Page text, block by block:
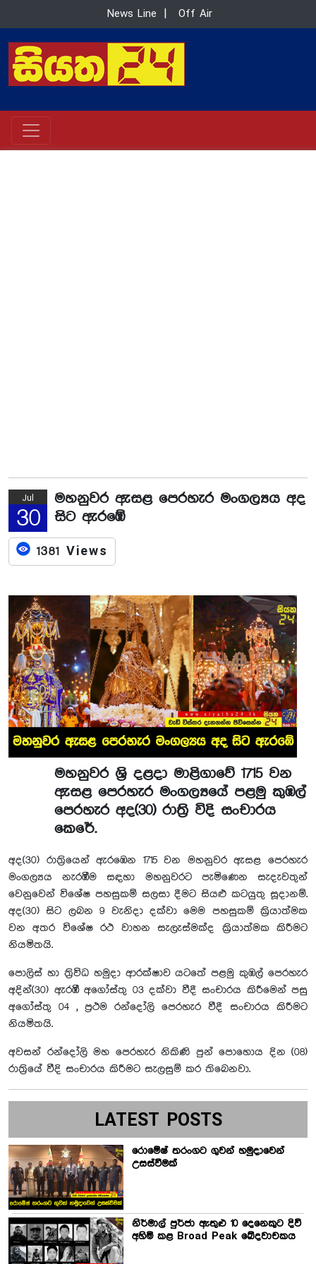
News Line Off Air
LATEST POSTS
රොමේෂ් තරංගට ගුවන් හමුදාවෙන්
උසස්වීමක්
නිර්මාල් පුර්ජා ඇතුළු 10 දෙනෙකුට දිවි
අහිමි කළ Broad Peak ඛේදවාචකය
Jul
30
මහනුවර ඇසළ පෙරහැර මංගල්‍යය අද
සිට ඇරඹේ
1381 Views
මහනුවර ශ්‍රි දළදා මාළිගාවේ 1715 වන
ඇසළ පෙරහැර මංගල්‍යයේ පළමු කුඹල්
පෙරහැර අද(30) රාත්‍රි විදි සංචාරය
කෙරේ.
අද(30) රාත්‍රියෙන් ඇරඹෙන 1715 වන මහනුවර ඇසළ පෙරහැර
මංගල්‍යය නැරඹීම සඳහා මහනුවරට පැමිණෙන සැදැවතුන්
වෙනුවෙන් විශේෂ පහසුකම් සලසා දීමට සියළු කටයුතු සූදානම්.
අද(30) සිට ලබන 9 වැනිදා දක්වා මෙම පහසුකම් ක්‍රියාත්මක
වන අතර විශේෂ රථ වාහන සැලැස්මක්ද ක්‍රියාත්මක කිරීමට
නියමිතයි.
පොලිස් හා ත්‍රිවිධ හමුදා ආරක්ෂාව යටතේ පළමු කුඹල් පෙරහැර
අදින්(30) ඇරඹී අගෝස්තු 03 දක්වා වීදී සංචාරය කිරීමෙන් පසු
අගෝස්තු 04 , ප්‍රථම රන්දෝලි පෙරහැර වීදී සංචාරය කිරීමට
නියමිතයි.
අවසන් රන්දෝලි මහ පෙරහැර නිකිණි පුන් පොහොය දින (08)
රාත්‍රියේ වීදි සංචාරය කිරීමට සැලසුම් කර තිබෙනවා.